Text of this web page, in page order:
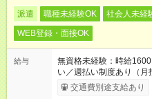
派遣 職種未経験OK 社会人未経
WEB登録・面接OK
給与
無資格未経験：時給
い／週払い制度あり（
完了次第のお支払いとな
交通費別途支給あり